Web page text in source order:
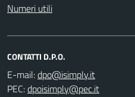
Numeri utili
CONTATTI D.P.O.
E-mail:
PEC: